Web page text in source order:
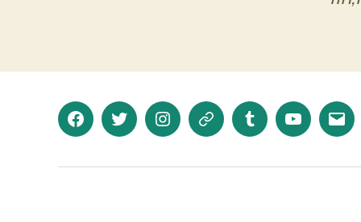
FacebookTwitter InstagramTelegramTumblr YouTube